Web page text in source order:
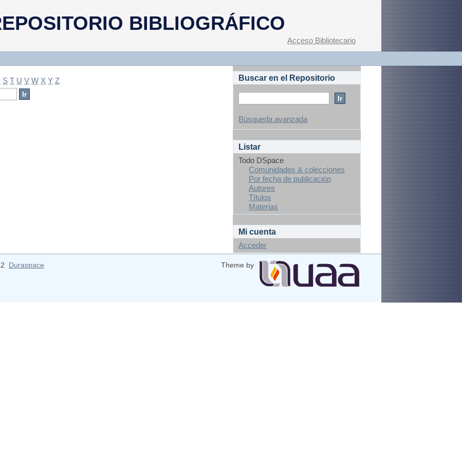
BIBLIOGRÁFICO
Acceso Bibliotecario
S T U V W X Y Z
Buscar en el Repositorio
Búsqueda avanzada
Listar
Todo DSpace
Comunidades & colecciones
Por fecha de publicación
Autores
Títulos
Materias
Mi cuenta
Acceder
Duraspace
Theme by